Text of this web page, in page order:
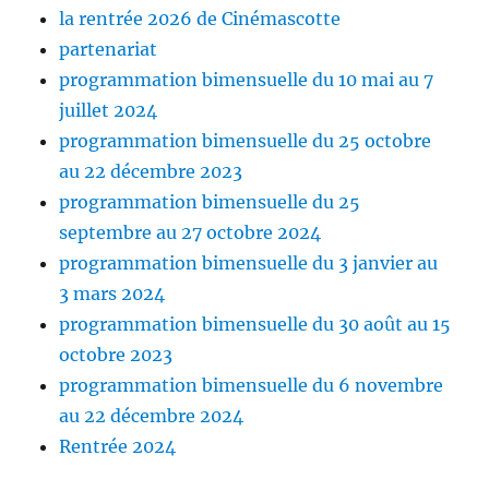
la rentrée 2026 de Cinémascotte
partenariat
programmation bimensuelle du 10 mai au 7
juillet 2024
programmation bimensuelle du 25 octobre
au 22 décembre 2023
programmation bimensuelle du 25
septembre au 27 octobre 2024
programmation bimensuelle du 3 janvier au
3 mars 2024
programmation bimensuelle du 30 août au 15
octobre 2023
programmation bimensuelle du 6 novembre
au 22 décembre 2024
Rentrée 2024